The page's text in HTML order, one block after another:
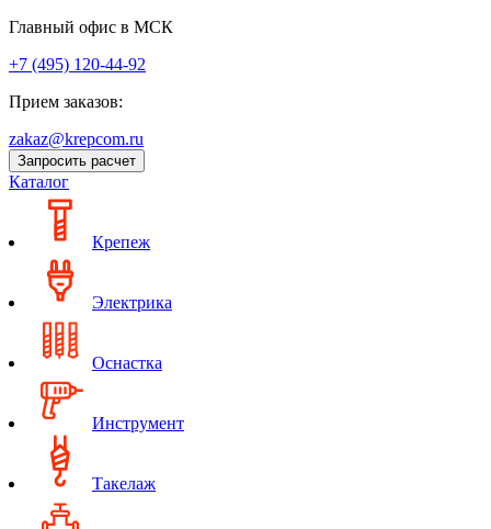
Главный офис в МСК
+7 (495) 120-44-92
Прием заказов:
zakaz@krepcom.ru
Запросить расчет
Каталог
Крепеж
Электрика
Оснастка
Инструмент
Такелаж